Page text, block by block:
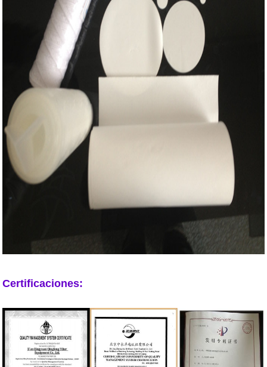
Certificaciones: